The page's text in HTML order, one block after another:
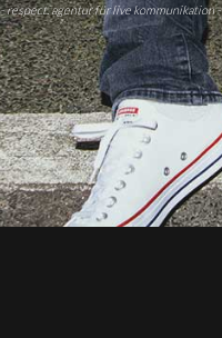
- respect. agentur für live kommunikation -